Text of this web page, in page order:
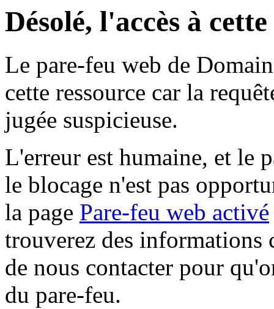
Désolé, l'accès à
Le pare-feu web de
cette ressource car la
jugée suspicieuse.
L'erreur est humaine, et le
le blocage n'est pas
la page Pare-feu web activé
trouverez des informations
de nous contacter pour
du pare-feu.